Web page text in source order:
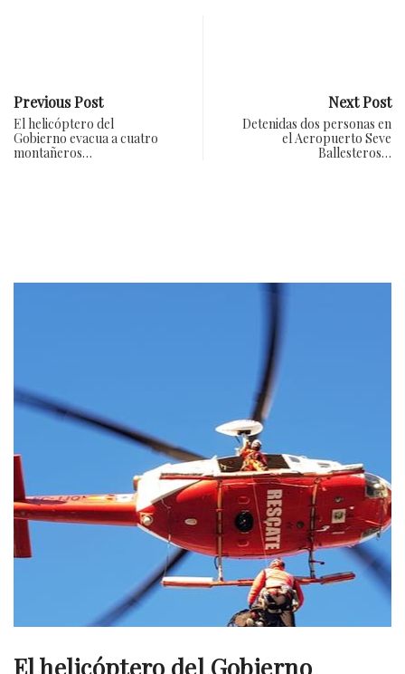
Previous Post
El helicóptero del
Gobierno evacua a cuatro
montañeros…
Next Post
Detenidas dos personas en
el Aeropuerto Seve
Ballesteros…
El helicóptero del Gobierno